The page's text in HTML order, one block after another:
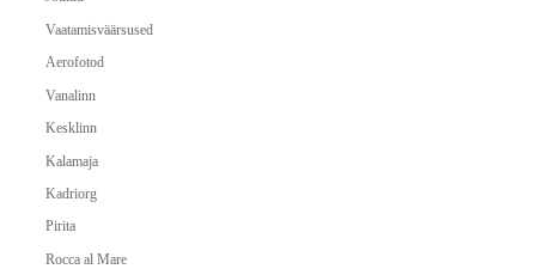
Vaatamisväärsused
Aerofotod
Vanalinn
Kesklinn
Kalamaja
Kadriorg
Pirita
Rocca al Mare